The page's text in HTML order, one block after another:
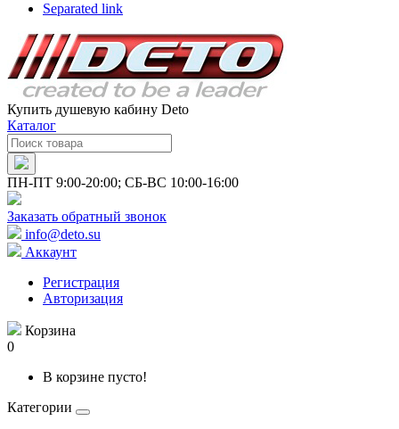
Separated link
Купить душевую кабину Deto
Каталог
ПН-ПТ 9:00-20:00; СБ-ВС 10:00-16:00
Заказать обратный звонок
info@deto.su
Аккаунт
Регистрация
Авторизация
Корзина
0
В корзине пусто!
Категории